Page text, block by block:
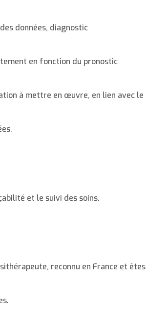
données, diagnostic
en fonction du pronostic
à mettre en œuvre, en lien avec le
et le suivi des soins.
reconnu en France et êtes